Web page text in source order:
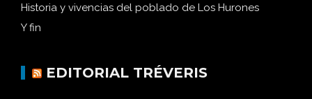
Historia y vivencias del poblado de Los Hurones
Y fin
EDITORIAL TRÉVERIS